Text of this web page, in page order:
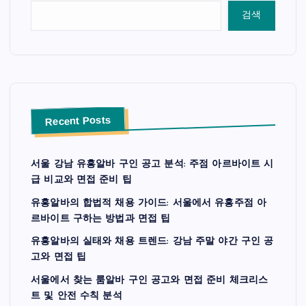
검색
Recent Posts
서울 강남 유흥알바 구인 공고 분석: 주점 아르바이트 시
급 비교와 면접 준비 팁
유흥알바의 합법적 채용 가이드: 서울에서 유흥주점 아
르바이트 구하는 방법과 면접 팁
유흥알바의 실태와 채용 트렌드: 강남 주말 야간 구인 공
고와 면접 팁
서울에서 찾는 룸알바 구인 공고와 면접 준비 체크리스
트 및 안전 수칙 분석